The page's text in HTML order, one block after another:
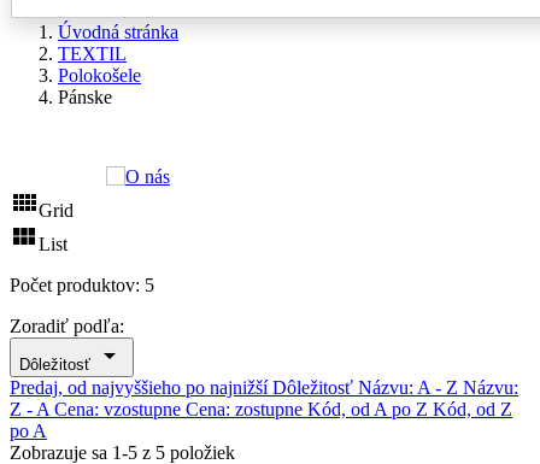
Úvodná stránka
TEXTIL
Polokošele
Pánske
Grid
List
Počet produktov: 5
Zoradiť podľa:
Dôležitosť 
Predaj, od najvyššieho po najnižšíDôležitosť Názvu: A - Z Názvu:
Z - A Cena: vzostupne Cena: zostupne Kód, od A po Z Kód, od Z
po A
Zobrazuje sa 1-5 z 5 položiek